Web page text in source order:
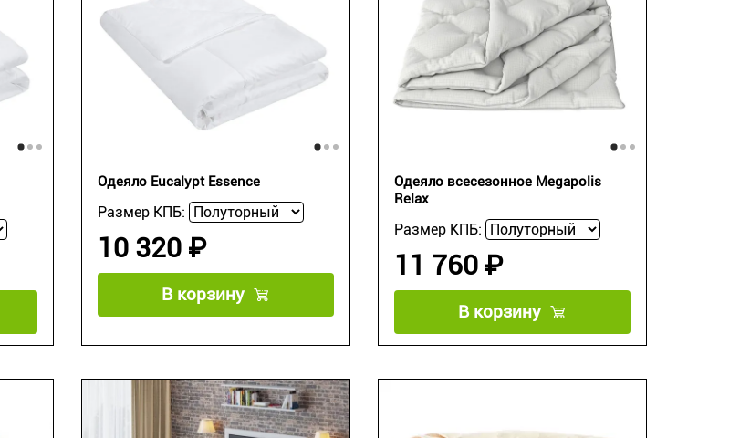
Одеяло Eucalypt Essence
Размер КПБ:
10 320 ₽
В корзину
Одеяло всесезонное Megapolis
Relax
Размер КПБ:
11 760 ₽
В корзину